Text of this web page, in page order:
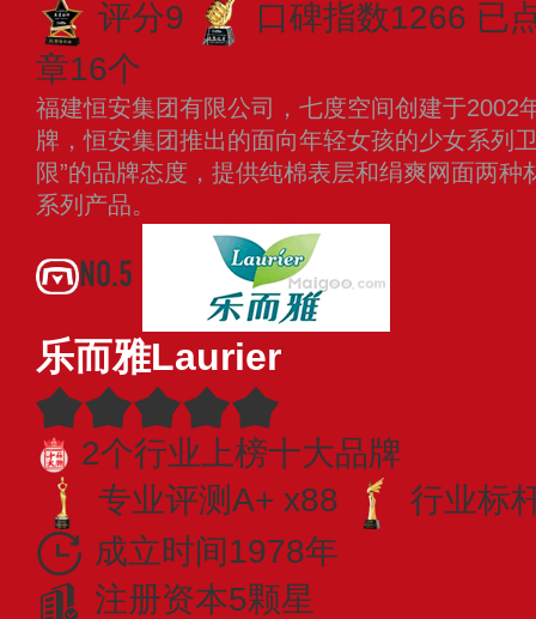
评分9 口碑指数1266 已
章16个
福建恒安集团有限公司，七度空间创建于2002
牌，恒安集团推出的面向年轻女孩的少女系列
限”的品牌态度，提供纯棉表层和绢爽网面两
系列产品。
NO.5
乐而雅Laurier
2个行业上榜十大品牌
专业评测A+ x88
行业标
成立时间1978年
注册资本5颗星